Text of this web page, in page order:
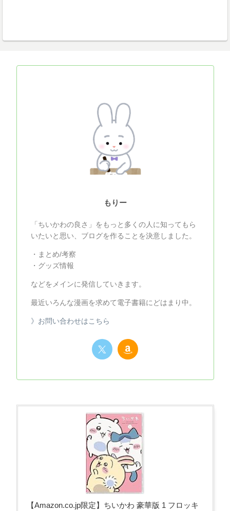
もりー
「ちいかわの良さ」をもっと多くの人に知ってもら
いたいと思い、ブログを作ることを決意しました。
・まとめ/考察
・グッズ情報
などをメインに発信していきます。
最近いろんな漫画を求めて電子書籍にどはまり中。
》お問い合わせはこちら
【Amazon.co.jp限定】ちいかわ 豪華版 1 フロッキ